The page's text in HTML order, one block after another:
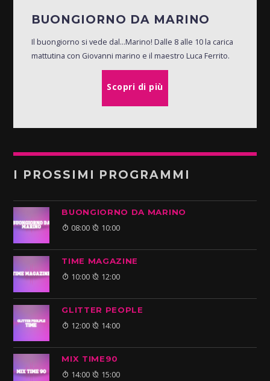
BUONGIORNO DA MARINO
Il buongiorno si vede dal...Marino! Dalle 8 alle 10 la carica
mattutina con Giovanni marino e il maestro Luca Ferrito.
Scopri di più
I PROSSIMI PROGRAMMI
BUONGIORNO DA MARINO
08:00 10:00
TIME MAGAZINE
10:00 12:00
GLITTER PEOPLE
12:00 14:00
MIX TIME90
14:00 15:00